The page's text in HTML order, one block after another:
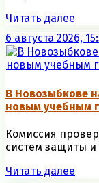
Читать далее
6 августа 2026,
В Новозыбкове
новым учебным
Комиссия
систем защиты и
Читать далее